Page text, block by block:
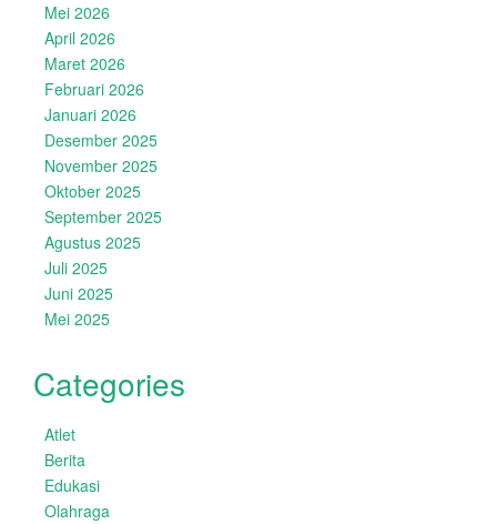
Mei 2026
April 2026
Maret 2026
Februari 2026
Januari 2026
Desember 2025
November 2025
Oktober 2025
September 2025
Agustus 2025
Juli 2025
Juni 2025
Mei 2025
Categories
Atlet
Berita
Edukasi
Olahraga